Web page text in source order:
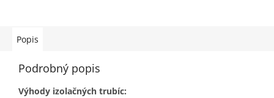
Popis
Podrobný popis
Výhody izolačných trubíc: